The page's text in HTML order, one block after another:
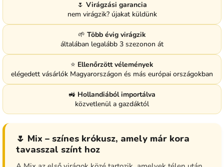
🌷 Virágzási garancia
nem virágzik? újakat küldünk
🌱 Több évig virágzik
általában legalább 3 szezonon át
⭐ Ellenőrzött vélemények
elégedett vásárlók Magyarországon és más európai országokban
🚜 Hollandiából importálva
közvetlenül a gazdáktól
🌷 Mix – színes krókusz, amely már kora
tavasszal színt hoz